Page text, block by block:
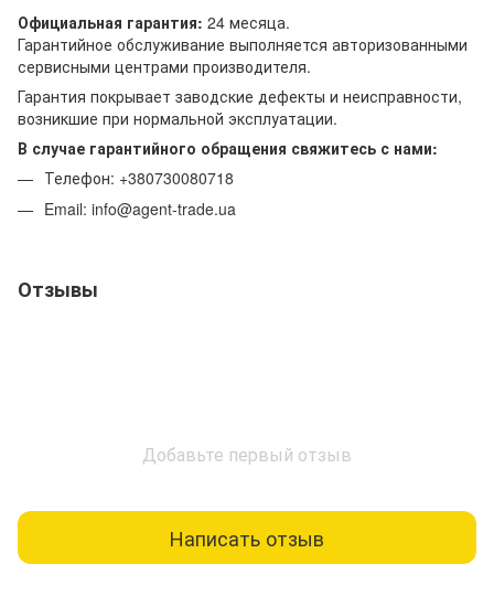
Официальная гарантия: 24 месяца.
Гарантийное обслуживание выполняется авторизованными
сервисными центрами производителя.
Гарантия покрывает заводские дефекты и неисправности,
возникшие при нормальной эксплуатации.
В случае гарантийного обращения свяжитесь с нами:
Телефон: +380730080718
Email: info@agent-trade.ua
Отзывы
Добавьте первый отзыв
Написать отзыв